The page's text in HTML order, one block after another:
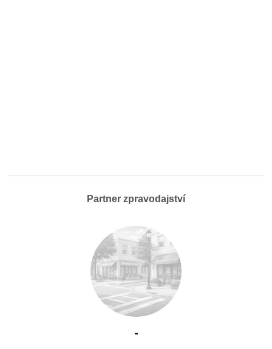
Partner zpravodajství
-